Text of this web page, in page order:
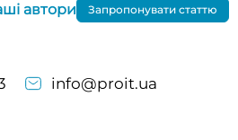
info@proit.ua
автори Запропонувати статтю